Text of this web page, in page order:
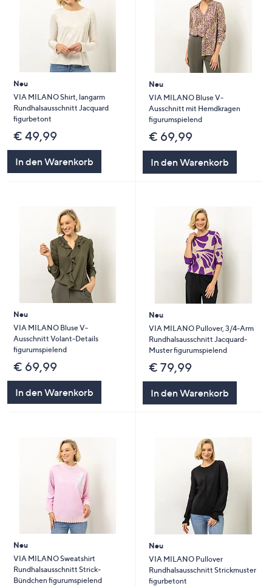
Neu
VIA MILANO Shirt, langarm
Rundhalsausschnitt Jacquard
figurbetont
€ 49,99
In den Warenkorb
Neu
VIA MILANO Bluse V-
Ausschnitt mit Hemdkragen
figurumspielend
€ 69,99
In den Warenkorb
Neu
VIA MILANO Bluse V-
Ausschnitt Volant-Details
figurumspielend
€ 69,99
In den Warenkorb
Neu
VIA MILANO Pullover, 3/4-Arm
Rundhalsausschnitt Jacquard-
Muster figurumspielend
€ 79,99
In den Warenkorb
Neu
VIA MILANO Sweatshirt
Rundhalsausschnitt Strick-
Bündchen figurumspielend
Neu
VIA MILANO Pullover
Rundhalsausschnitt Strickmuster
figurbetont